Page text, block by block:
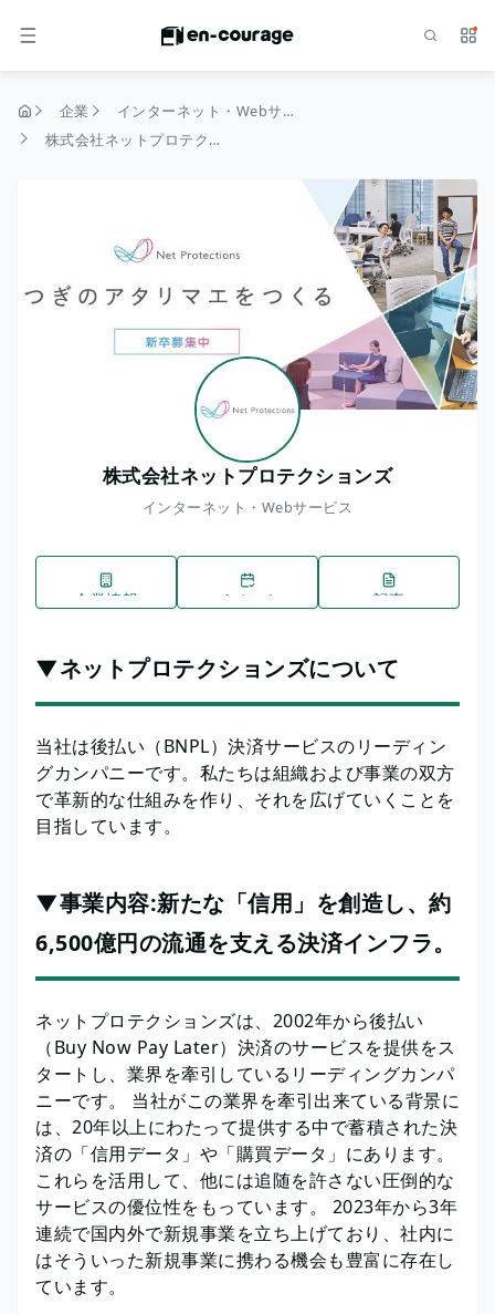
メニュー サ
企業
インターネット・Webサービス
株式会社ネットプロテクションズ
株式会社ネットプロテクションズ
インターネット・Webサービス
企業情報 イベント 記事
▼ネットプロテクションズについて
当社は後払い（BNPL）決済サービスのリーディン
グカンパニーです。私たちは組織および事業の双方
で革新的な仕組みを作り、それを広げていくことを
目指しています。
▼事業内容:新たな「信用」を創造し、約
6,500億円の流通を支える決済インフラ。
ネットプロテクションズは、2002年から後払い
（Buy Now Pay Later）決済のサービスを提供をス
タートし、業界を牽引しているリーディングカンパ
ニーです。 当社がこの業界を牽引出来ている背景に
は、20年以上にわたって提供する中で蓄積された決
済の「信用データ」や「購買データ」にあります。
これらを活用して、他には追随を許さない圧倒的な
サービスの優位性をもっています。 2023年から3年
連続で国内外で新規事業を立ち上げており、社内に
はそういった新規事業に携わる機会も豊富に存在し
ています。